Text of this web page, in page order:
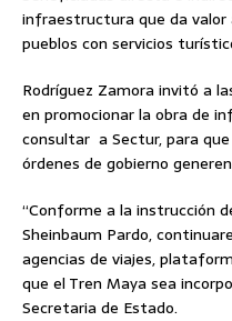
infraestructura que da valor
pueblos con servicios
Rodríguez Zamora invitó a
en promocionar la obra de
consultar a Sectur, para
órdenes de gobierno
“Conforme a la instrucción
Sheinbaum Pardo,
agencias de viajes,
que el Tren Maya sea
Secretaria de Estado.